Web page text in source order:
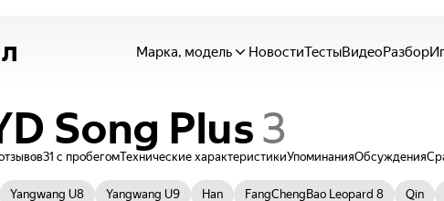
Марка, модель НовостиТестыВидеоРазбор
Song Plus
31 с пробегомТехнические характеристикиУпоминанияОбсуждения
Yangwang U8 Yangwang U9 Han FangChengBao Leopard 8 Qin